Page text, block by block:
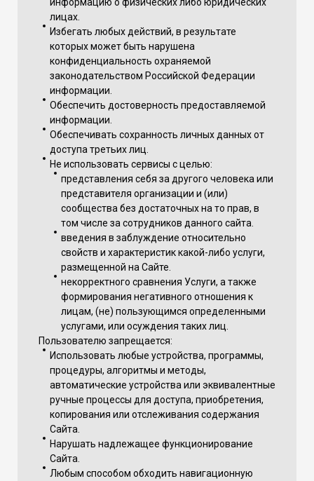
лицах.
Избегать любых действий, в результате
которых может быть нарушена
конфиденциальность охраняемой
законодательством Российской Федерации
информации.
Обеспечить достоверность предоставляемой
информации.
Обеспечивать сохранность личных данных от
доступа третьих лиц.
Не использовать сервисы с целью:
представления себя за другого человека или
представителя организации и (или)
сообщества без достаточных на то прав, в
том числе за сотрудников данного сайта.
введения в заблуждение относительно
свойств и характеристик какой-либо услуги,
размещенной на Сайте.
некорректного сравнения Услуги, а также
формирования негативного отношения к
лицам, (не) пользующимся определенными
услугами, или осуждения таких лиц.
Пользователю запрещается:
Использовать любые устройства, программы,
процедуры, алгоритмы и методы,
автоматические устройства или эквивалентные
ручные процессы для доступа, приобретения,
копирования или отслеживания содержания
Сайта.
Нарушать надлежащее функционирование
Сайта.
Любым способом обходить навигационную